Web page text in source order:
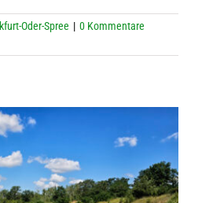
Oder-Spree | 0 Kom­men­tare